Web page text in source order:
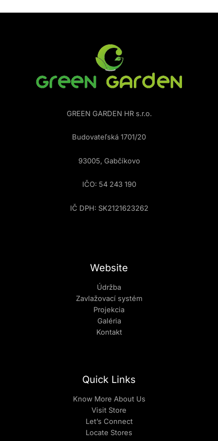
GREEN GARDEN HR s.r.o.
Budovateľská 1701/20
93005, Gabčíkovo
IČO: 54 243 190
IČ DPH: SK2121623262
Website
Údržba
Zavlažovací systém
Projekcia
Galéria
Kontakt
Quick Links
Know More About Us
Visit Store
Let’s Connect
Locate Stores